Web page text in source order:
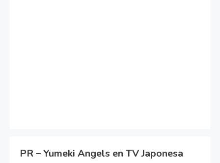
PR – Yumeki Angels en TV Japonesa